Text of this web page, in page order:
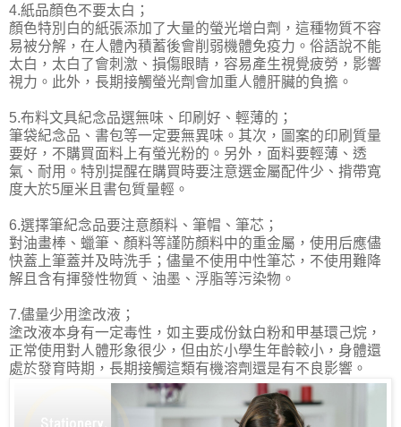
4.紙品顏色不要太白；
顏色特別白的紙張添加了大量的螢光增白劑，這種物質不容
易被分解，在人體內積蓄後會削弱機體免疫力。俗語說不能
太白，太白了會刺激、損傷眼睛，容易產生視覺疲勞，影響
視力。此外，長期接觸螢光劑會加重人體肝臟的負擔。
5.布料文具紀念品選無味、印刷好、輕薄的；
筆袋紀念品、書包等一定要無異味。其次，圖案的印刷質量
要好，不購買面料上有螢光粉的。另外，面料要輕薄、透
氣、耐用。特別提醒在購買時要注意選金屬配件少、揹帶寬
度大於5厘米且書包質量輕。
6.選擇筆紀念品要注意顏料、筆帽、筆芯；
對油畫棒、蠟筆、顏料等謹防顏料中的重金屬，使用后應儘
快蓋上筆蓋并及時洗手；儘量不使用中性筆芯，不使用難降
解且含有揮發性物質、油墨、浮脂等污染物。
7.儘量少用塗改液；
塗改液本身有一定毒性，如主要成份鈦白粉和甲基環己烷，
正常使用對人體形象很少，但由於小學生年齡較小，身體還
處於發育時期，長期接觸這類有機溶劑還是有不良影響。